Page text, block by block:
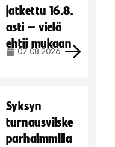
jatkettu 16.8.
asti – vielä
ehtii mukaan
07.08.2026
Syksyn
turnausvilske
parhaimmilla